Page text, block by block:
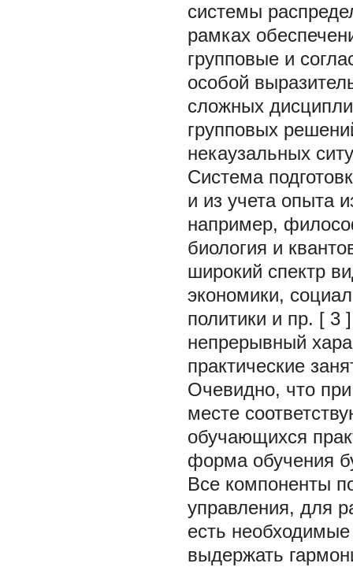
системы
рамках
групповые и
особой
сложных
групповых
некаузальных
Система
и из учета опыта
например,
биология и
широкий спектр
экономики,
политики и пр. [ 3
непрерывный
практические
Очевидно, что
месте
обучающихся
форма обучения
Все компоненты
управления, для
есть
выдержать